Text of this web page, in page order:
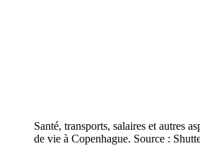
Santé, transports, salaires et autres
de vie à Copenhague. Source :